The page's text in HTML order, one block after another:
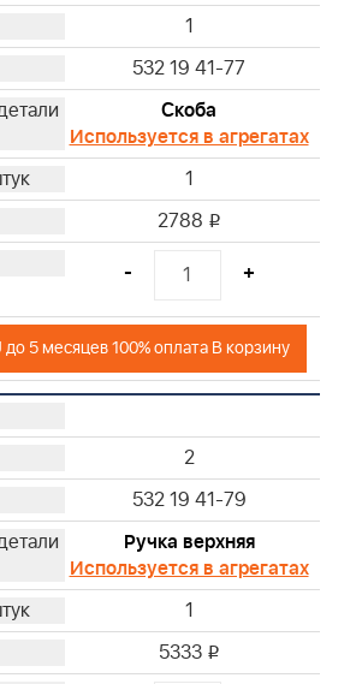
19
20
23
26
32
33
34
37
42
45
46
1
532 19 41-77
Скоба
Используется в агрегатах
1
2788 i
- +
до 5 месяцев 100% оплата В корзину
2
532 19 41-79
Ручка верхняя
Используется в агрегатах
1
5333 i